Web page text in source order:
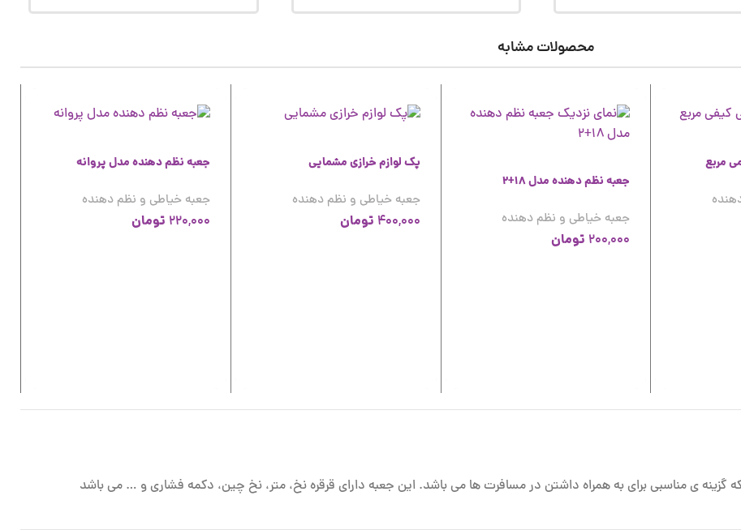
محصولات مشابه
مربع
جعبه نظم دهنده مدل 18+2
جعبه خیاطی و نظم دهنده
200,000 تومان
پک لوازم خرازی مشمایی
جعبه خیاطی و نظم دهنده
400,000 تومان
جعبه نظم دهنده مدل پروانه
جعبه خیاطی و نظم دهنده
220,000 تومان
ی مناسبی برای به همراه داشتن در مسافرت ها می باشد. این جعبه دارای قرقره نخ، متر، نخ چین، دکمه فشاری و … می باشد